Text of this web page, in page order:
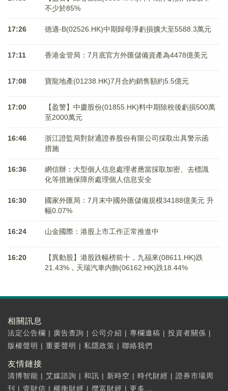
不少於85%
17:26 德適-B(02526.HK)中期歸母淨虧損擴大至5588.3萬元
17:11 香港金管局：7月底官方外匯儲備資產為4478億美元
17:08 寶龍地產(01238.HK)7月合約銷售額約5.5億元
17:00
【盈警】中慶股份(01855.HK)料中期除稅後虧損500萬
至2000萬元
16:46
浙江證監局對財通證券股份有限公司採取出具警示函
措施
16:36
網信辦：大型個人信息處理者應當採取加密、去標識
化等措施保障所處理個人信息安全
16:30
國家外匯局：7月末中國外匯儲備規模34188億美元 升
幅0.07%
16:24 山金國際：港股上市工作正常推進中
16:20
【異動股】港股跌幅榜前十，九福來(08611.HK)跌
21.43%，天瑞汽車内飾(06162.HK)跌18.44%
相關訊息
法定公告欄 | 廣告查詢 | 公司介紹 | 專欄邀稿 | 投資者關係 |
版權聲明 | 重要聲明 | 私隱政策 | 聯絡我們
友情鏈接
清博智能 | 艾媒諮詢 | 和訊 | 新時空 | 時代財經 | 證券市場周
刊
| 壹財信 | 權衡財經 | 攬富財經 | 更多...